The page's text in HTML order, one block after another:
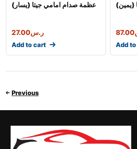
عظمة صدام امامي جيتا (يسار)
ر.س27.00
Add to cart
(يمين)
87.00
Add
Previous